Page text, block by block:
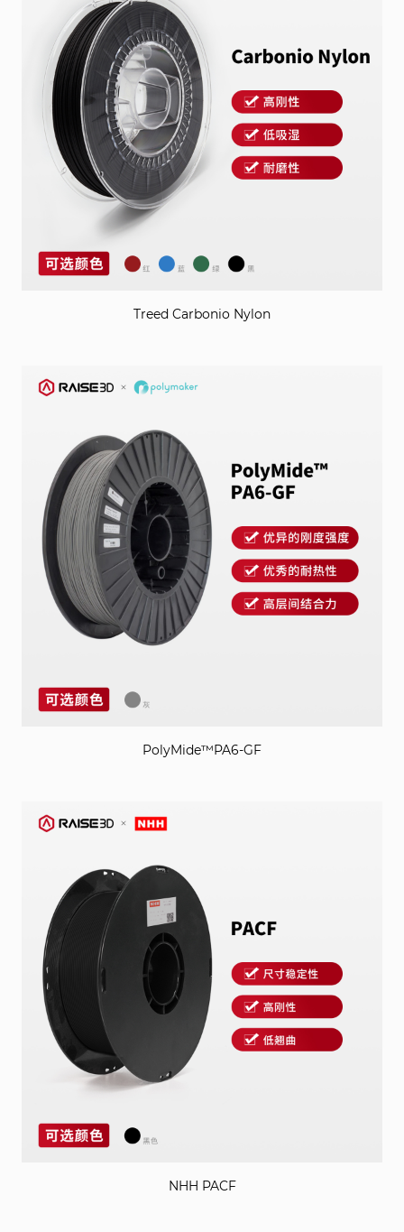
Treed Carbonio Nylon
PolyMide™PA6-GF
NHH PACF